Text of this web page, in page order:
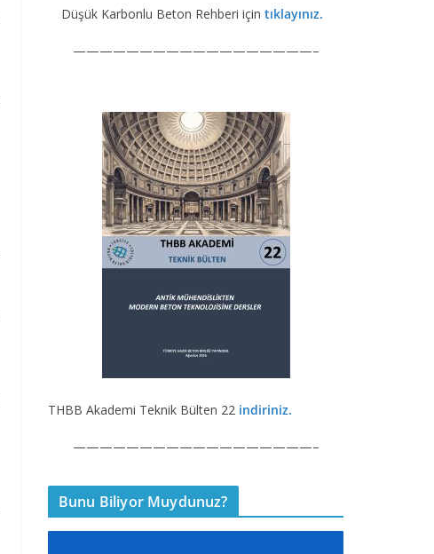
Düşük Karbonlu Beton Rehberi için tıklayınız.
——————————————————–
THBB Akademi Teknik Bülten 22 indiriniz.
——————————————————–
Bunu Biliyor Muydunuz?